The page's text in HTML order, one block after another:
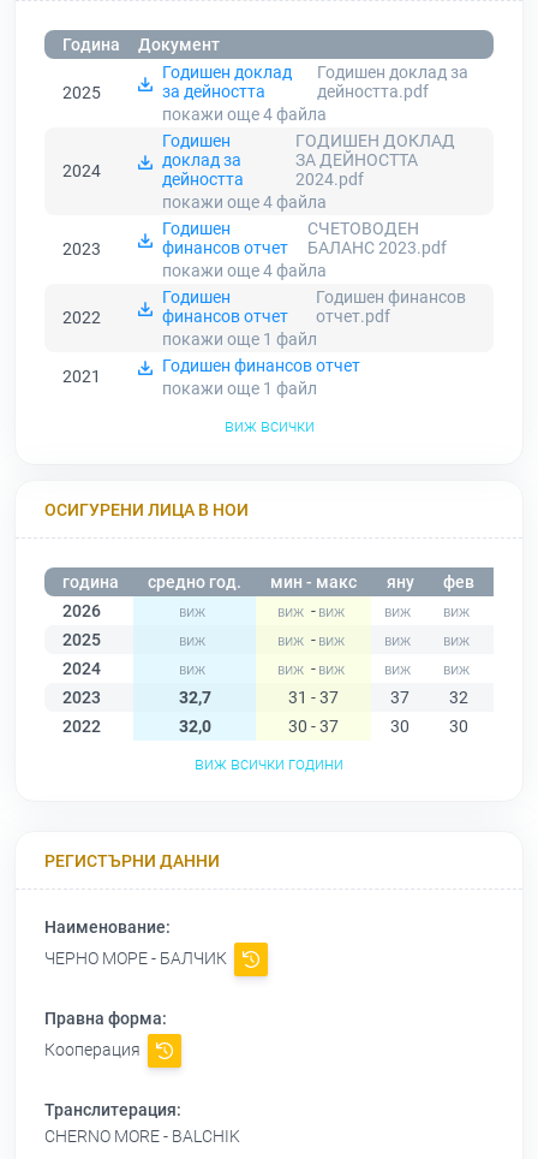
Година Документ
2025
Годишен доклад
за дейността
Годишен доклад за
дейността.pdf
покажи още 4файла
2024
Годишен
доклад за
дейността
ГОДИШЕН ДОКЛАД
ЗА ДЕЙНОСТТА
2024.pdf
покажи още 4файла
2023
Годишен
финансов отчет
СЧЕТОВОДЕН
БАЛАНС 2023.pdf
покажи още 4файла
2022
Годишен
финансов отчет
Годишен финансов
отчет.pdf
покажи още 1 файл
2021
Годишен финансов отчет
покажи още 1 файл
виж всички
ОСИГУРЕНИ ЛИЦА В НОИ
година средно год. мин - макс яну фев
2026
-
2025
-
2024
-
2023
32,7 31 - 37 37 32
2022
32,0 30 - 37 30 30
виж всички години
РЕГИСТЪРНИ ДАННИ
Наименование:
ЧЕРНО МОРЕ - БАЛЧИК
Правна форма:
Кооперация
Транслитерация:
CHERNO MORE - BALCHIK